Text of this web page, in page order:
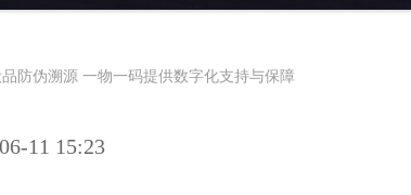
防伪溯源 一物一码提供数字化支持与保障
11 15:23